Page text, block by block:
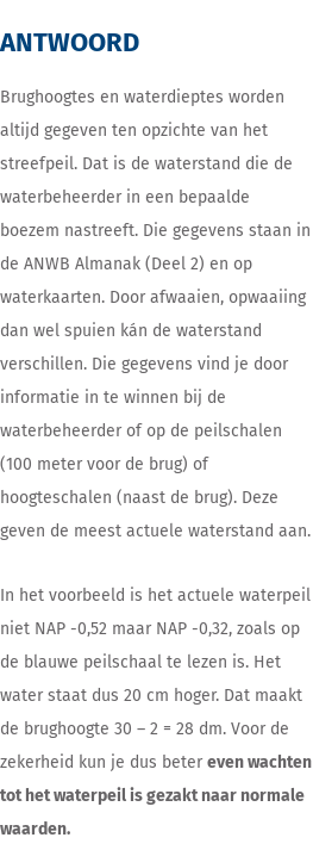
ANTWOORD
Brughoogtes en waterdieptes worden
altijd gegeven ten opzichte van het
streefpeil. Dat is de waterstand die de
waterbeheerder in een bepaalde
boezem nastreeft. Die gegevens staan in
de ANWB Almanak (Deel 2) en op
waterkaarten. Door afwaaien, opwaaiing
dan wel spuien kán de waterstand
verschillen. Die gegevens vind je door
informatie in te winnen bij de
waterbeheerder of op de peilschalen
(100 meter voor de brug) of
hoogteschalen (naast de brug). Deze
geven de meest actuele waterstand aan.
In het voorbeeld is het actuele waterpeil
niet NAP -0,52 maar NAP -0,32, zoals op
de blauwe peilschaal te lezen is. Het
water staat dus 20 cm hoger. Dat maakt
de brughoogte 30 – 2 = 28 dm. Voor de
zekerheid kun je dus betereven wachten
tot het waterpeil is gezakt naar normale
waarden.